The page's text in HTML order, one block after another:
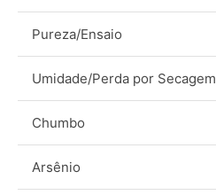
Pureza/Ensaio
Umidade/Perda por Secagem
Chumbo
Arsênio